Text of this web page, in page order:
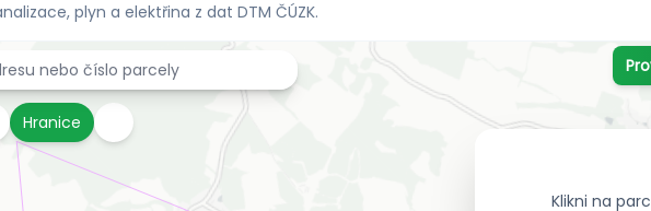
plyn a elektřina z dat DTM ČÚZK.